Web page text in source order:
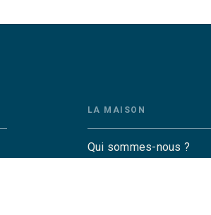
LA MAISON
Qui sommes-nous ?